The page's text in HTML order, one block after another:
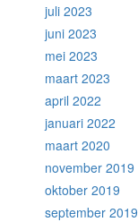
juli 2023
juni 2023
mei 2023
maart 2023
april 2022
januari 2022
maart 2020
november 2019
oktober 2019
september 2019